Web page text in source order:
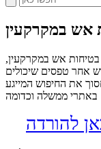
אש במקרקעין
אש במקרקעין,
אחר טפסים שיכולים
את החיפוש המייגע
באתרי ממשלה וכדומה
להורדה